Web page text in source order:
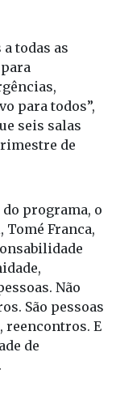
todas as
para todos”,
seis salas
de
programa, o
Tomé Franca,
Não
São pessoas
reencontros. E
de